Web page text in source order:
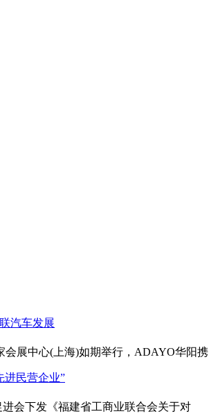
展中心(上海)如期举行，ADAYO华阳携
会下发《福建省工商业联合会关于对